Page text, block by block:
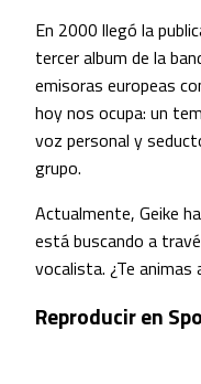
En 2000 llegó la
tercer album de la
emisoras europeas
hoy nos ocupa: un
voz personal y
grupo.
Actualmente, Geike
está buscando a
vocalista. ¿Te
Reproducir en